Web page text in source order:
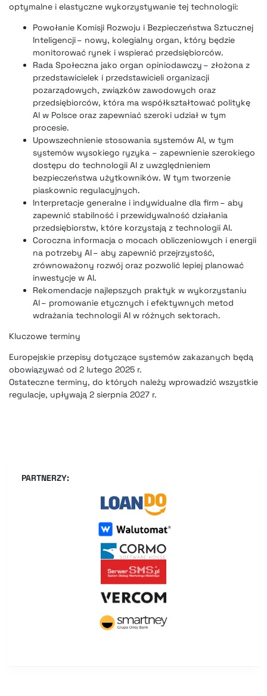
optymalne i elastyczne wykorzystywanie tej technologii:
Powołanie Komisji Rozwoju i Bezpieczeństwa Sztucznej
Inteligencji – nowy, kolegialny organ, który będzie
monitorować rynek i wspierać przedsiębiorców.
Rada Społeczna jako organ opiniodawczy – złożona z
przedstawicielek i przedstawicieli organizacji
pozarządowych, związków zawodowych oraz
przedsiębiorców, która ma współkształtować politykę
AI w Polsce oraz zapewniać szeroki udział w tym
procesie.
Upowszechnienie stosowania systemów AI, w tym
systemów wysokiego ryzyka – zapewnienie szerokiego
dostępu do technologii AI z uwzględnieniem
bezpieczeństwa użytkowników. W tym tworzenie
piaskownic regulacyjnych.
Interpretacje generalne i indywidualne dla firm – aby
zapewnić stabilność i przewidywalność działania
przedsiębiorstw, które korzystają z technologii AI.
Coroczna informacja o mocach obliczeniowych i energii
na potrzeby AI – aby zapewnić przejrzystość,
zrównoważony rozwój oraz pozwolić lepiej planować
inwestycje w AI.
Rekomendacje najlepszych praktyk w wykorzystaniu
AI – promowanie etycznych i efektywnych metod
wdrażania technologii AI w różnych sektorach.
Kluczowe terminy
Europejskie przepisy dotyczące systemów zakazanych będą
obowiązywać od 2 lutego 2025 r.
Ostateczne terminy, do których należy wprowadzić wszystkie
regulacje, upływają 2 sierpnia 2027 r.
PARTNERZY: